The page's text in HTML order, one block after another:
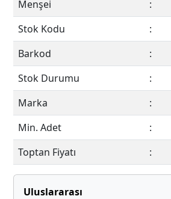
Menşei :
Stok Kodu
:
Barkod
:
Stok Durumu
:
Marka
:
Min. Adet
:
Toptan Fiyatı
:
Uluslararası